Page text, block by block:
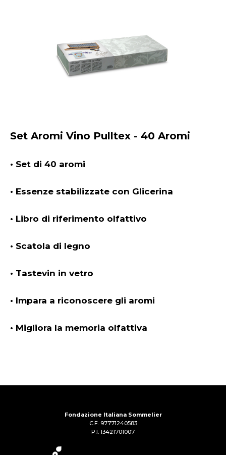
Set Aromi Vino Pulltex - 40 Aromi
• Set di 40 aromi
• Essenze stabilizzate con Glicerina
• Libro di riferimento olfattivo
• Scatola di legno
• Tastevin in vetro
• Impara a riconoscere gli aromi
• Migliora la memoria olfattiva
Fondazione Italiana Sommelier
C.F. 97771240583
P.I. 13421701007